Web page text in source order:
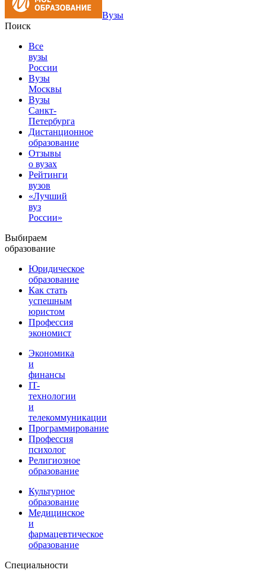
Вузы
Поиск
Все
вузы
России
Вузы
Москвы
Вузы
Санкт-
Петербурга
Дистанционное
образование
Отзывы
о вузах
Рейтинги
вузов
«Лучший
вуз
России»
Выбираем
образование
Юридическое
образование
Как стать
успешным
юристом
Профессия
экономист
Экономика
и
финансы
IT-
технологии
и
телекоммуникации
Программирование
Профессия
психолог
Религиозное
образование
Культурное
образование
Медицинское
и
фармацевтическое
образование
Специальности